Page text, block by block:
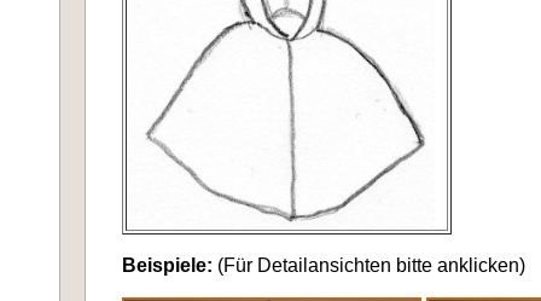
Beispiele: (Für Detailansichten bitte anklicken)